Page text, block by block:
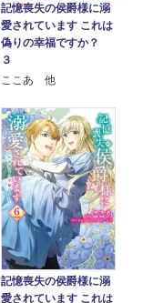
記憶喪失の侯爵様に溺
愛されています これは
偽りの幸福ですか？
３
ここあ 他
記憶喪失の侯爵様に溺
愛されています これは